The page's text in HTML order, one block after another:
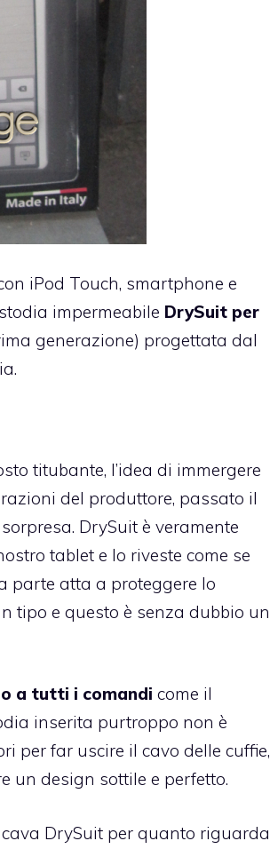
iPod Touch, smartphone e
impermeabile DrySuit per
generazione) progettata dal
titubante, l’idea di immergere
del produttore, passato il
DrySuit è veramente
tablet e lo riveste come se
parte atta a proteggere lo
tipo e questo è senza dubbio un
a tutti i comandi come il
inserita purtroppo non è
per far uscire il cavo delle cuffie,
un design sottile e perfetto.
DrySuit per quanto riguarda